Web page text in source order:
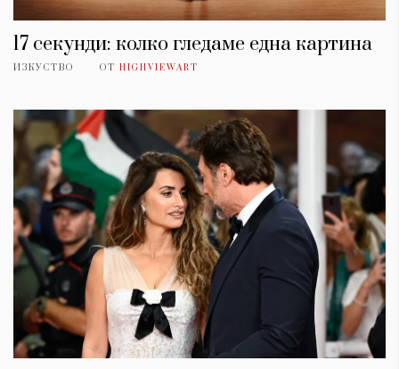
17 секунди: колко гледаме една картина
ИЗКУСТВО ОТ HIGHVIEWART